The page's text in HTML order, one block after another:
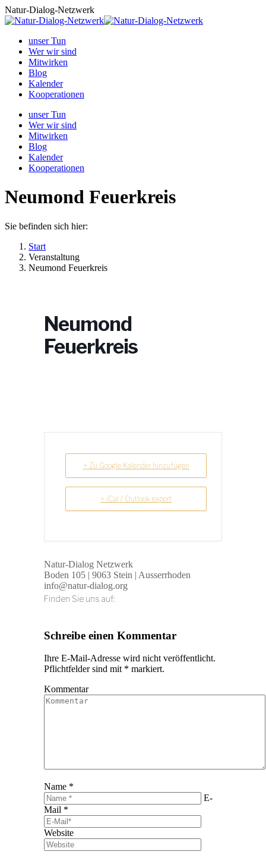
Zum
Inhalt
Natur-Dialog-Netzwerk
unser Tun
Wer wir sind
Mitwirken
Blog
Kalender
Kooperationen
unser Tun
Wer wir sind
Mitwirken
Blog
Kalender
Kooperationen
Neumond Feuerkreis
Sie befinden sich hier:
Start
Veranstaltung
Neumond Feuerkreis
Neumond
Feuerkreis
+ Zu Google Kalender hinzufügen
+ iCal / Outlook export
Natur-Dialog Netzwerk
Boden 105 | 9063 Stein | Ausserrhoden
info@natur-dialog.org
Finden Sie uns auf:
page
in
new
Mail
opens
in
window
Schreibe einen Kommentar
Ihre E-Mail-Adresse wird nicht veröffentlicht.
Pflichtfelder sind mit * markiert.
Kommentar
Name *
E-
Mail *
Website